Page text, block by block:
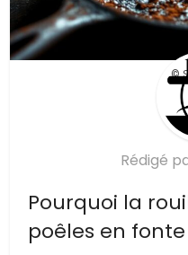
©
Rédigé
Pourquoi la
poêles en fonte